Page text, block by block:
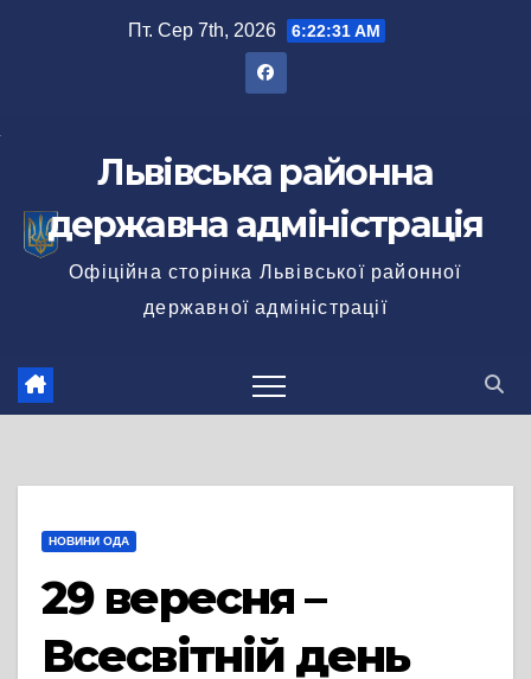
Пт. Сер 7th, 2026 6:22:31 AM
Львівська районна
державна адміністрація
Офіційна сторінка Львівської районної
державної адміністрації
НОВИНИ ОДА
29 вересня –
Всесвітній день